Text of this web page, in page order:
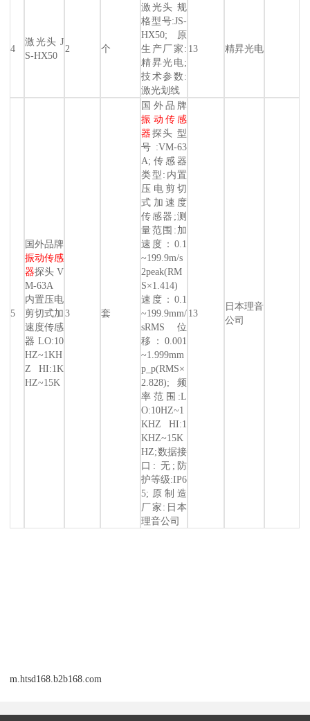
4
激光头 J
S-HX50
2 个
激光头 规
格型号:JS-
HX50; 原
生产厂家:
精昇光电;
技术参数:
激光划线
13 精昇光电
5
国外品牌
振动传感
器探头 V
M-63A
内置压电
剪切式加
速度传感
器 LO:10
HZ~1KH
Z HI:1K
HZ~15K
3 套
国外品牌
振动传感
器探头 型
号:VM-63
A;传感器
类型:内置
压电剪切
式加速度
传感器;测
量范围:加
速度：0.1
~199.9m/s
2peak(RM
S×1.414)
速度：0.1
~199.9mm/
sRMS 位
移：0.001
~1.999mm
p_p(RMS×
2.828);频
率范围:L
O:10HZ~1
KHZ HI:1
KHZ~15K
HZ;数据接
口: 无;防
护等级:IP6
5;原制造
厂家:日本
理音公司
13
日本理音
公司
m.htsd168.b2b168.com